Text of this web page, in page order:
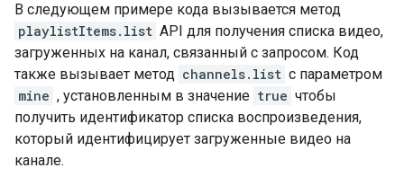
В следующем примере кода вызывается метод
playlistItems.list API для получения списка видео,
загруженных на канал, связанный с запросом. Код
также вызывает метод channels.list с параметром
mine , установленным в значение true чтобы
получить идентификатор списка воспроизведения,
который идентифицирует загруженные видео на
канале.